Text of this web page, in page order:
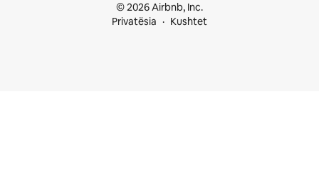
© 2026 Airbnb, Inc.
Privatësia
Kushtet